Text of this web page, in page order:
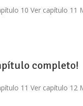
10 Ver capítulo
completo!
11 Ver capítulo